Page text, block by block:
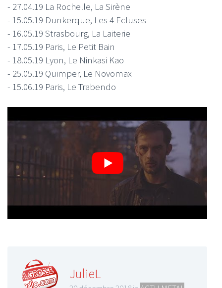
- 27.04.19 La Rochelle, La Sirène
- 15.05.19 Dunkerque, Les 4 Ecluses
- 16.05.19 Strasbourg, La Laiterie
- 17.05.19 Paris, Le Petit Bain
- 18.05.19 Lyon, Le Ninkasi Kao
- 25.05.19 Quimper, Le Novomax
- 15.06.19 Paris, Le Trabendo
JulieL